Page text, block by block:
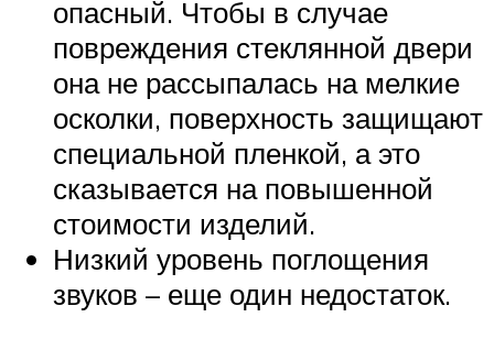
опасный. Чтобы в случае
повреждения стеклянной двери
она не рассыпалась на мелкие
осколки, поверхность защищают
специальной пленкой, а это
сказывается на повышенной
стоимости изделий.
Низкий уровень поглощения
звуков – еще один недостаток.